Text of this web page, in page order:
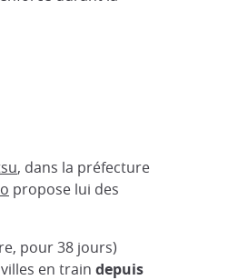
, dans la préfecture
propose lui des
pour 38 jours)
en train depuis